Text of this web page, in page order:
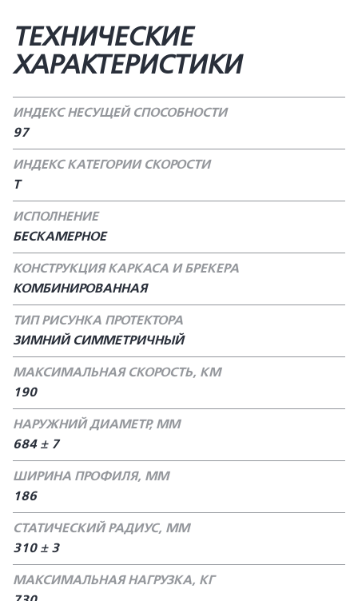
ТЕХНИЧЕСКИЕ
ХАРАКТЕРИСТИКИ
ИНДЕКС НЕСУЩЕЙ СПОСОБНОСТИ
97
ИНДЕКС КАТЕГОРИИ СКОРОСТИ
T
ИСПОЛНЕНИЕ
БЕСКАМЕРНОЕ
КОНСТРУКЦИЯ КАРКАСА И БРЕКЕРА
КОМБИНИРОВАННАЯ
ТИП РИСУНКА ПРОТЕКТОРА
ЗИМНИЙ СИММЕТРИЧНЫЙ
МАКСИМАЛЬНАЯ СКОРОСТЬ, КМ
190
НАРУЖНИЙ ДИАМЕТР, ММ
684 ± 7
ШИРИНА ПРОФИЛЯ, ММ
186
СТАТИЧЕСКИЙ РАДИУС, ММ
310 ± 3
МАКСИМАЛЬНАЯ НАГРУЗКА, КГ